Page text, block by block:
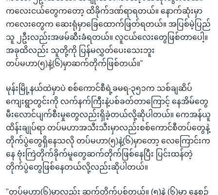
ကလေးငယ်တွေကတော့ ထိခိုက်ဒဏ်ရာရတယ်။ နောက်ဆုံးမှာ
ကလေးတွေက ဆေးရုံမှာခြေထောက်ဖြတ်ရတယ်။ အပြစ်မဲ့ပြည်
သူ ၂ဦးလည်းအဖမ်ဆီးခံရတယ်။ လူငယ်လေးတွေဖြစ်တာပေါ့။
အခုထိလည်း သူတို့ကို ပြန်မလွှတ်ပေးသေးဘူး
တပ်မဟာ(၅)နဲ့(၆)မှာဆက်တိုက်ဖြစ်တယ်။"
မုန်းမြို့နယ်ထဲမှာပဲ စစ်ကောင်စီရဲ့ခမရ-၃၅၁က သစ်ချဆိပ်
ကျေးရွာတွင်းကို လက်နက်ကြီးနဲ့ပစ်ခတ်တာကြောင့် နေအိမ်တွေ
မီးလောင်ပျက်စီးမှုတွေလည်းရှိခဲ့တယ်လို့ဆိုပါတယ်။ ကေအန်ယူ
ထိန်းချုပ်ရာ တပ်မဟာအသီးသီးမှာလည်းစစ်ကောင်စီတပ်တွေနဲ့
တိုက်ပွဲတွေရှိနေသလို တပ်မဟာ(၅)နဲ့(၆)မှာတော့ လေကြောင်းက
နေ ဗုံးကြဲတိုက်ခိုက်မူတွေဆက်တိုက်ဖြစ်နေပြီး ပြင်းထန်တဲ့
တိုက်ပွဲတွေဖြစ်နေတယ်လို့လည်းဆိုပါတယ်။
"တပ်မဟာ(၆)မှာလည်း ဆက်တိုက်ပစ်တယ်။ (၅)နဲ့ (၆)မှာ နေ့စဉ်